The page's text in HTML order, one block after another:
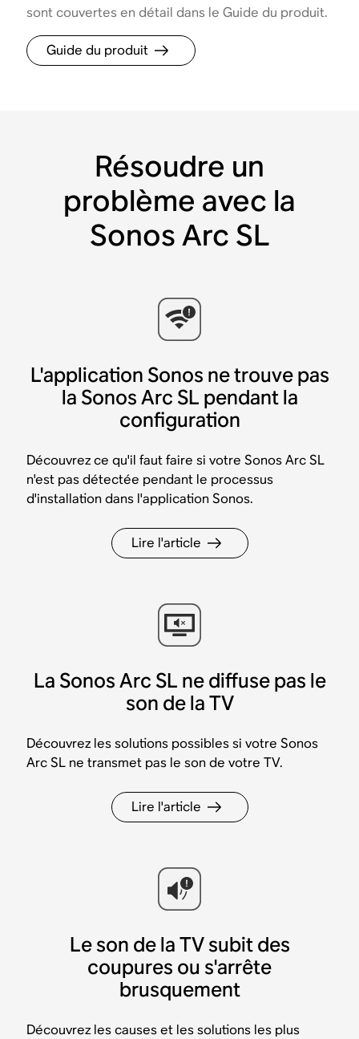
sont couvertes en détail dans le Guide du produit.
Guide du produit
Résoudre un
problème avec la
Sonos Arc SL
L'application Sonos ne trouve pas
la Sonos Arc SL pendant la
configuration
Découvrez ce qu'il faut faire si votre Sonos Arc SL
n'est pas détectée pendant le processus
d'installation dans l'application Sonos.
Lire l'article
La Sonos Arc SL ne diffuse pas le
son de la TV
Découvrez les solutions possibles si votre Sonos
Arc SL ne transmet pas le son de votre TV.
Lire l'article
Le son de la TV subit des
coupures ou s'arrête
brusquement
Découvrez les causes et les solutions les plus